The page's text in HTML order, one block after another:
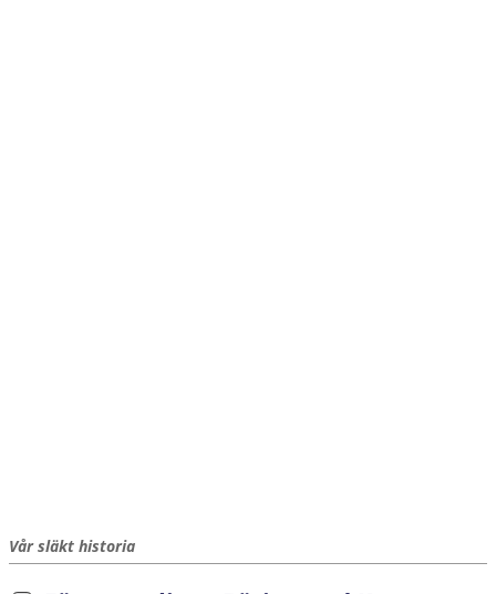
Vår släkt historia